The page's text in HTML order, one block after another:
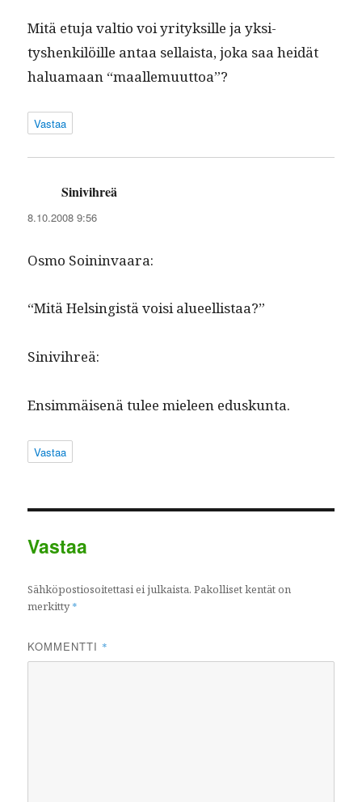
Mitä etu­ja val­tio voi yri­tyk­sille ja yksi­
tyshenkilöille antaa sel­l­aista, joka saa hei­dät
halu­a­maan “maalle­muut­toa”?
Vastaa
Sinivihreä
8.10.2008 9:56
Osmo Soin­in­vaara:
“Mitä Helsingistä voisi alueellistaa?”
Sinivihreä:
Ensim­mäisenä tulee mieleen eduskunta.
Vastaa
Vastaa
Sähköpostiosoitettasi ei julkaista. Pakolliset kentät on
merkitty*
KOMMENTTI *